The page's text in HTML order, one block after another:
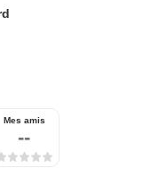
Mes amis
--